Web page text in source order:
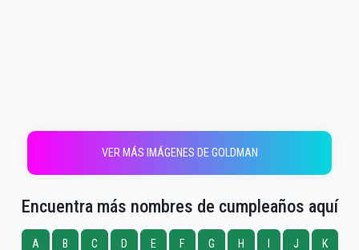
VER MÁS IMÁGENES DE GOLDMAN
Encuentra más nombres de cumpleaños aquí
A B C D E F G H J K